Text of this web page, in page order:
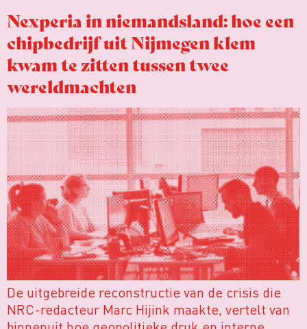
Nexperia in niemandsland: hoe een
chipbedrijf uit Nijmegen klem
kwam te zitten tussen twee
wereldmachten
De uitgebreide reconstructie van de crisis die
NRC-redacteur Marc Hijink maakte, vertelt van